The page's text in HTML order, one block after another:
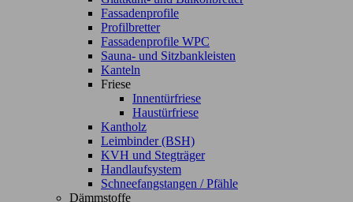
Fassadenprofile
Profilbretter
Fassadenprofile WPC
Sauna- und Sitzbankleisten
Kanteln
Friese
Innentürfriese
Haustürfriese
Kantholz
Leimbinder (BSH)
KVH und Stegträger
Handlaufsystem
Schneefangstangen / Pfähle
Dämmstoffe